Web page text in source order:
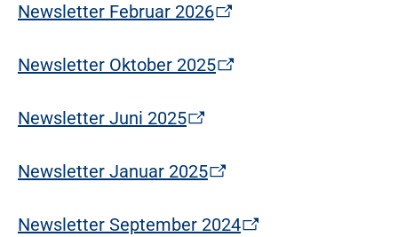
Newsletter Februar 2026
Newsletter Oktober 2025
Newsletter Juni 2025
Newsletter Januar 2025
Newsletter September 2024